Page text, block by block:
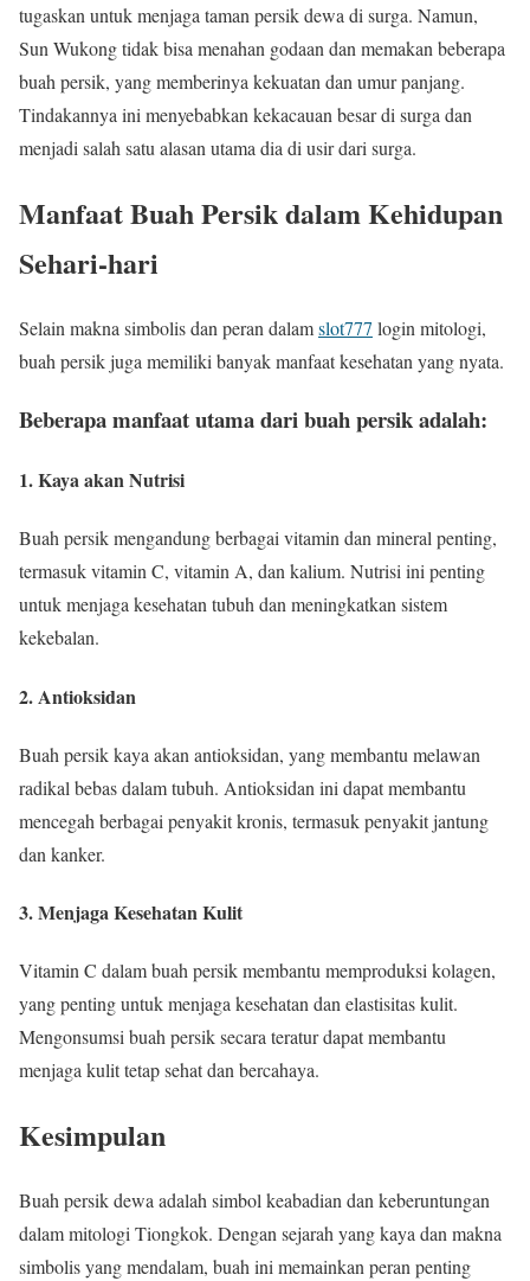
tugaskan untuk menjaga taman persik dewa di surga. Namun,
Sun Wukong tidak bisa menahan godaan dan memakan beberapa
buah persik, yang memberinya kekuatan dan umur panjang.
Tindakannya ini menyebabkan kekacauan besar di surga dan
menjadi salah satu alasan utama dia di usir dari surga.
Manfaat Buah Persik dalam Kehidupan
Sehari-hari
Selain makna simbolis dan peran dalamslot777 login mitologi,
buah persik juga memiliki banyak manfaat kesehatan yang nyata.
Beberapa manfaat utama dari buah persik adalah:
1. Kaya akan Nutrisi
Buah persik mengandung berbagai vitamin dan mineral penting,
termasuk vitamin C, vitamin A, dan kalium. Nutrisi ini penting
untuk menjaga kesehatan tubuh dan meningkatkan sistem
kekebalan.
2. Antioksidan
Buah persik kaya akan antioksidan, yang membantu melawan
radikal bebas dalam tubuh. Antioksidan ini dapat membantu
mencegah berbagai penyakit kronis, termasuk penyakit jantung
dan kanker.
3. Menjaga Kesehatan Kulit
Vitamin C dalam buah persik membantu memproduksi kolagen,
yang penting untuk menjaga kesehatan dan elastisitas kulit.
Mengonsumsi buah persik secara teratur dapat membantu
menjaga kulit tetap sehat dan bercahaya.
Kesimpulan
Buah persik dewa adalah simbol keabadian dan keberuntungan
dalam mitologi Tiongkok. Dengan sejarah yang kaya dan makna
simbolis yang mendalam, buah ini memainkan peran penting